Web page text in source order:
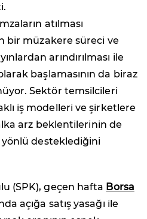
atılması
bir müzakere süreci ve
arındırılması ile
başlamasının da biraz
Sektör temsilcileri
iş modelleri ve şirketlere
arz beklentilerinin de
yönlü desteklediğini
(SPK), geçen hafta Borsa
açığa satış yasağı ile